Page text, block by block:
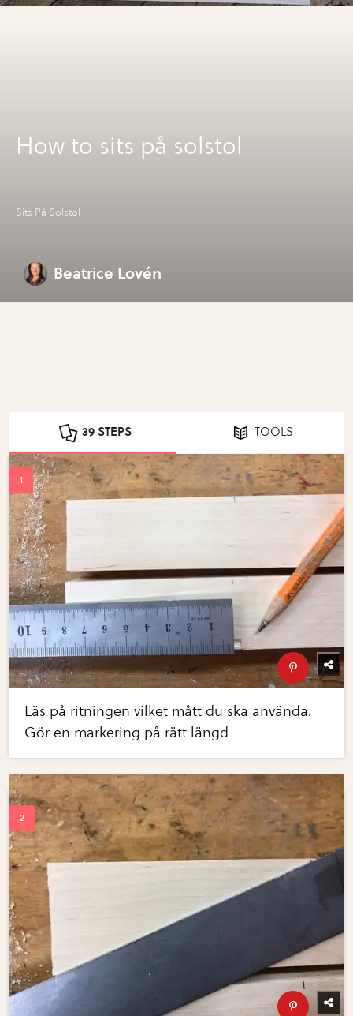
How to sits på solstol
Sits På Solstol
Beatrice Lovén
39 STEPS TOOLS
Läs på ritningen vilket mått du ska använda.
Gör en markering på rätt längd